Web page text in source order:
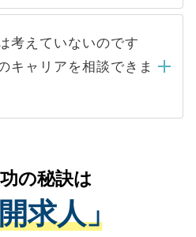
うと、応募が殺到する場
める条件に合った人材の
に依頼するケースが増え
はありません。内定先へ
ャリアパートナーが行い
することはありませんの
い。当サイトからの登録
登録者様の個人情報は、
アップおよび転職活動の
いたします。お預かりし
人データはご本人の許可
り扱いについての厳密な
た事業者のみに付与され
マークを取得済みです。
考えていないのです
キャリアを相談できま
の医療機関の状況や紹介
ら、適切なアドバイスを
す。すぐにご転職をされ
的なサポートが可能です
の秘訣は
求人」